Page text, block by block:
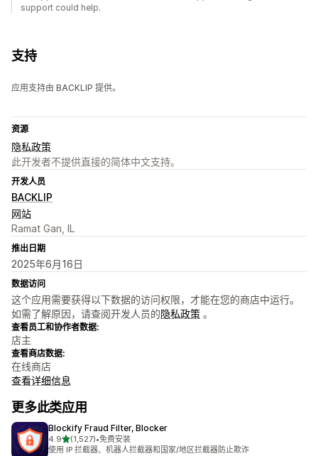
support could help.
支持
应用支持由 BACKLIP 提供。
资源
隐私政策
此开发者不提供直接的简体中文支持。
开发人员
BACKLIP
网站
Ramat Gan, IL
推出日期
2025年6月16日
数据访问
这个应用需要获得以下数据的访问权限，才能在您的商店中运行。
如需了解原因，请查阅开发人员的隐私政策 。
查看员工和协作者数据:
店主
查看商店数据:
在线商店
查看详细信息
更多此类应用
Blockify Fraud Filter, Blocker
4.9星（满分 5 星）
(1,527)
总共 1527 条评论
•免费安装
使用 IP 拦截器、机器人拦截器和国家/地区拦截器防止欺诈